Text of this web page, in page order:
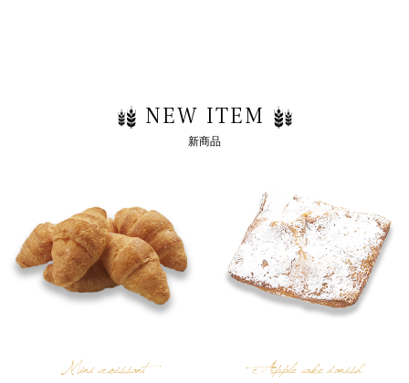
NEW ITEM
新商品
Mini croissant Apple cake danish